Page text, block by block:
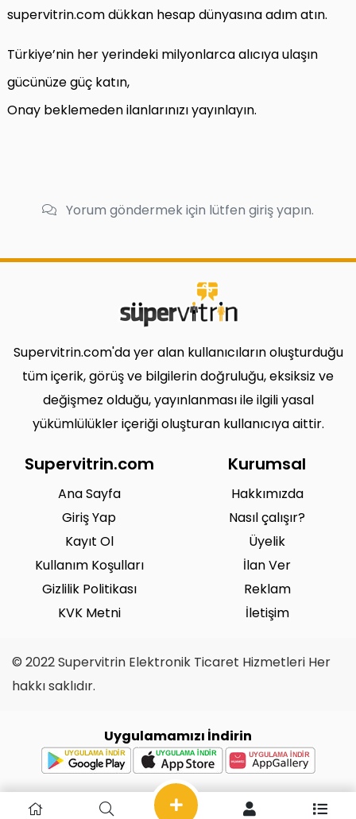
supervitrin.com dükkan hesap dünyasına adım atın.
Türkiye’nin her yerindeki milyonlarca alıcıya ulaşın
gücünüze güç katın,
Onay beklemeden ilanlarınızı yayınlayın.
Yorum göndermek için lütfen giriş yapın.
Supervitrin.com'da yer alan kullanıcıların oluşturduğu
tüm içerik, görüş ve bilgilerin doğruluğu, eksiksiz ve
değişmez olduğu, yayınlanması ile ilgili yasal
yükümlülükler içeriği oluşturan kullanıcıya aittir.
Supervitrin.com
Ana Sayfa
Giriş Yap
Kayıt Ol
Kullanım Koşulları
Gizlilik Politikası
KVK Metni
Kurumsal
Hakkımızda
Nasıl çalışır?
Üyelik
İlan Ver
Reklam
İletişim
© 2022 Supervitrin Elektronik Ticaret Hizmetleri Her
hakkı saklıdır.
Uygulamamızı İndirin